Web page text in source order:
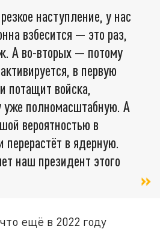
наступление, у нас
взбесится — это раз,
А во-вторых — потому
в первую
потащит войска,
уже полномасштабную. А
вероятностью в
в ядерную.
наш президент этого
ещё в 2022 году